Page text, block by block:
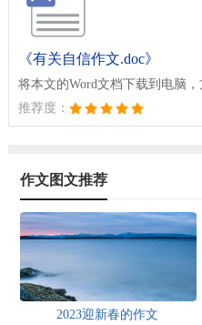
《有关自信作文.doc》
将本文的Word文档下载到电脑
推荐度：
作文图文推荐
2023迎新春的作文